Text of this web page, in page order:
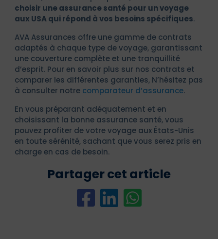
choisir une assurance santé pour un voyage
aux USA qui répond à vos besoins spécifiques.
AVA Assurances offre une gamme de contrats
adaptés à chaque type de voyage, garantissant
une couverture complète et une tranquillité
d’esprit. Pour en savoir plus sur nos contrats et
comparer les différentes garanties, N’hésitez pas
à consulter notre comparateur d’assurance.
En vous préparant adéquatement et en
choisissant la bonne assurance santé, vous
pouvez profiter de votre voyage aux États-Unis
en toute sérénité, sachant que vous serez pris en
charge en cas de besoin.
Partager cet article